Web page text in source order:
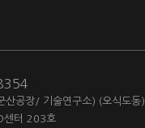
공장/ 기술연구소) (오식도동)
센터 203호